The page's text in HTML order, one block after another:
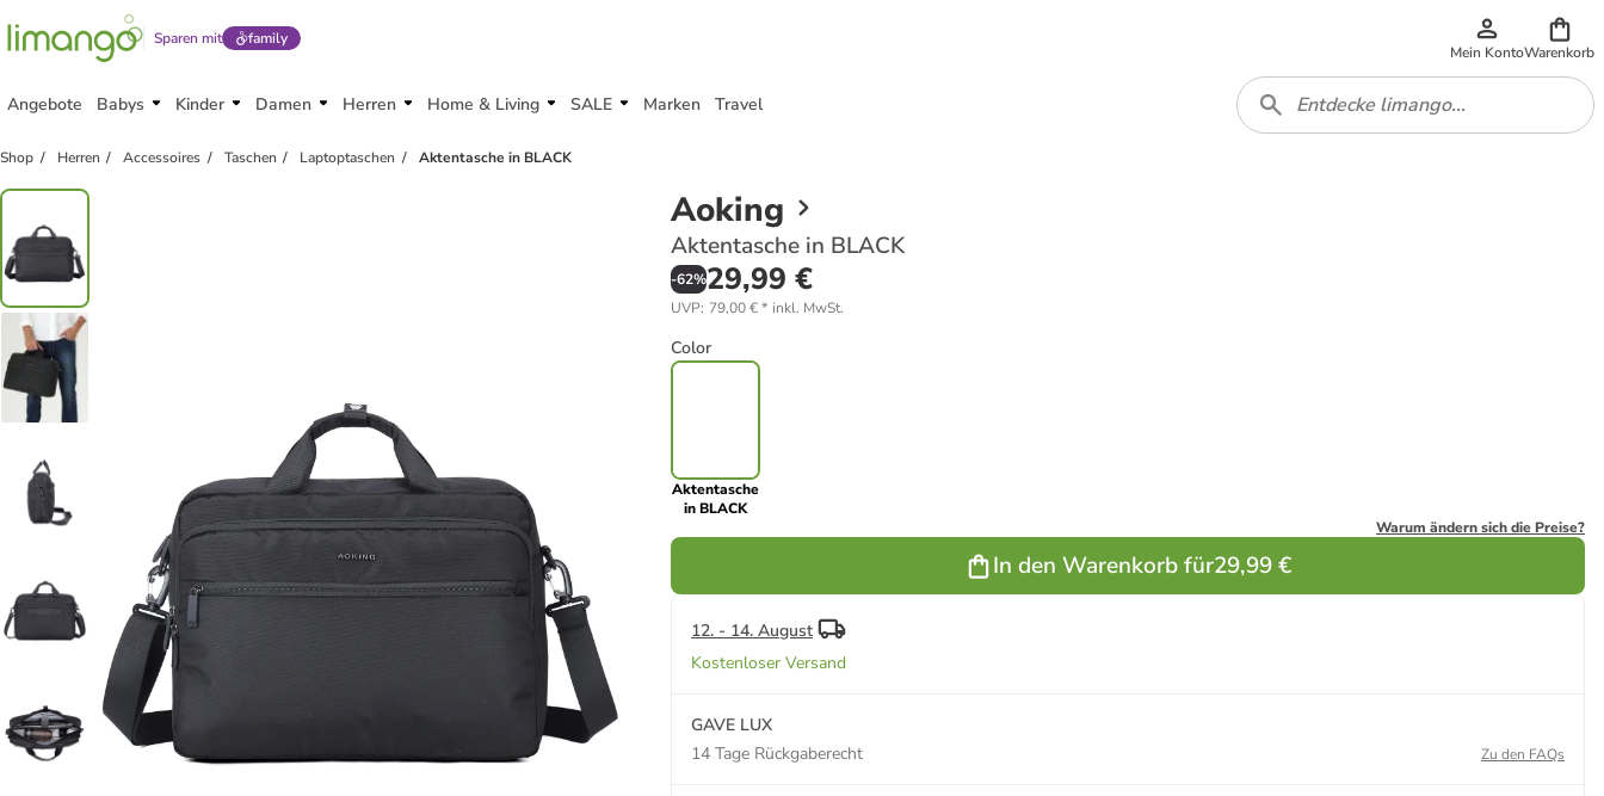
Sparen mit family
Mein KontoWarenkorb
Angebote Babys Kinder Damen Herren Home & Living SALE Marken Travel
Shop Herren Accessoires Taschen Laptoptaschen Aktentasche in BLACK
Aoking
Aktentasche in BLACK
-62%29,99 €
UVP: 79,00 €* inkl. MwSt.
Color
Aktentasche
in BLACK
Warum ändern sich die Preise?
In den Warenkorb für29,99 €
12. - 14. August
Kostenloser Versand
GAVE LUX
14 Tage Rückgaberecht
Zu den FAQs